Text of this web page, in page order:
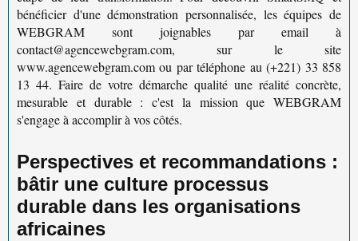
bénéficier d'une démonstration personnalisée, les équipes de
WEBGRAM sont joignables par email à
contact@agencewebgram.com, sur le site
www.agencewebgram.com ou par téléphone au(+221) 33 858
13 44. Faire de votre démarche qualité une réalité concrète,
mesurable et durable : c'est la mission que WEBGRAM
s'engage à accomplir à vos côtés.
Perspectives et recommandations :
bâtir une culture processus
durable dans les organisations
africaines